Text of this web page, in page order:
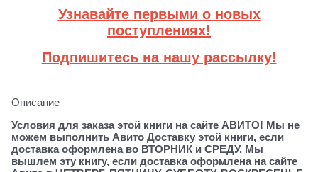
Узнавайте первыми о новых
поступлениях!
Подпишитесь на нашу рассылку!
Описание
Условия для заказа этой книги на сайте АВИТО! Мы не
можем выполнить Авито Доставку этой книги, если
доставка оформлена во ВТОРНИК и СРЕДУ. Мы
вышлем эту книгу, если доставка оформлена на сайте